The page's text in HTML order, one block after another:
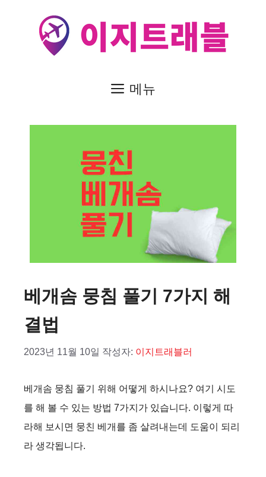
메뉴
베개솜 뭉침 풀기 7가지 해
결법
2023년 11월 10일 작성자: 이지트래블러
베개솜 뭉침 풀기 위해 어떻게 하시나요? 여기 시도
를 해 볼 수 있는 방법 7가지가 있습니다. 이렇게 따
라해 보시면 뭉친 베개를 좀 살려내는데 도움이 되리
라 생각됩니다.